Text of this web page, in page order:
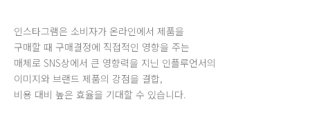
인스타그램은 소비자가 온라인에서 제품을
구매할 때 구매결정에 직접적인 영향을 주는
매체로 SNS상에서 큰 영향력을 지닌 인플루언서의
이미지와 브랜드 제품의 강점을 결합,
비용 대비 높은 효율을 기대할 수 있습니다.